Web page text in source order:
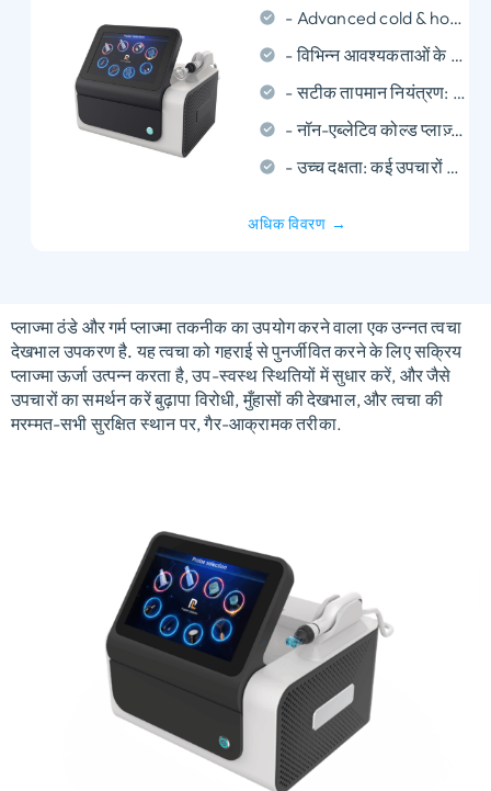
- Advanced cold & hot plasma tech
- विभिन्न आवश्यकताओं के लिए विभिन्न विनिमेय युक्तियाँ.
- सटीक तापमान नियंत्रण: ठंडा प्लाज्मा 30°C-70°C पर.
- नॉन-एब्लेटिव कोल्ड प्लाज़्मा: सुरक्षित, दर्दरहित, गैर इनवेसिव, कोई डाउनटाइम नहीं, सभी प्रकार की त्वचा पर फिट बैठता है.
- उच्च दक्षता: कई उपचारों के त्वरित परिणाम.
अधिक विवरण →
प्लाज्मा ठंडे और गर्म प्लाज्मा तकनीक का उपयोग करने वाला एक उन्नत त्वचा
देखभाल उपकरण है. यह त्वचा को गहराई से पुनर्जीवित करने के लिए सक्रिय
प्लाज्मा ऊर्जा उत्पन्न करता है, उप-स्वस्थ स्थितियों में सुधार करें, और जैसे
उपचारों का समर्थन करेंबुढ़ापा विरोधी,मुँहासों की देखभाल, औरत्वचा की
मरम्मत-सभी सुरक्षित स्थान पर, गैर-आक्रामक तरीका.